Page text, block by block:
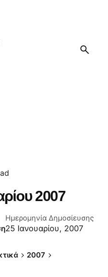
2007
Ημερομηνία Δημοσίευσης
25 Ιανουαρίου, 2007
2007